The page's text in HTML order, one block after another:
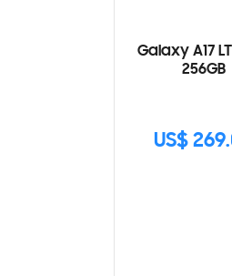
Galaxy A17
256GB
US$